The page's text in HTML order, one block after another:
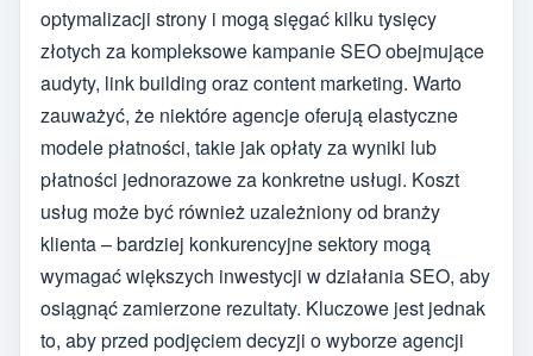
optymalizacji strony i mogą sięgać kilku tysięcy
złotych za kompleksowe kampanie SEO obejmujące
audyty, link building oraz content marketing. Warto
zauważyć, że niektóre agencje oferują elastyczne
modele płatności, takie jak opłaty za wyniki lub
płatności jednorazowe za konkretne usługi. Koszt
usług może być również uzależniony od branży
klienta – bardziej konkurencyjne sektory mogą
wymagać większych inwestycji w działania SEO, aby
osiągnąć zamierzone rezultaty. Kluczowe jest jednak
to, aby przed podjęciem decyzji o wyborze agencji